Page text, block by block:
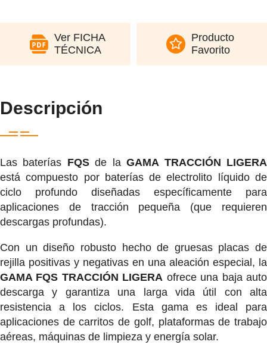
Ver FICHA
TÉCNICA
Producto
Favorito
Descripción
Las baterías FQSde laGAMA TRACCIÓN LIGERA
está compuesto por baterías de electrolito líquido de
ciclo profundo diseñadas específicamente para
aplicaciones de tracción pequeña (que requieren
descargas profundas).
Con un diseño robusto hecho de gruesas placas de
rejilla positivas y negativas en una aleación especial, la
GAMA FQS TRACCIÓN LIGERA ofrece una baja auto
descarga y garantiza una larga vida útil con alta
resistencia a los ciclos. Esta gama es ideal para
aplicaciones de carritos de golf, plataformas de trabajo
aéreas, máquinas de limpieza y energía solar.